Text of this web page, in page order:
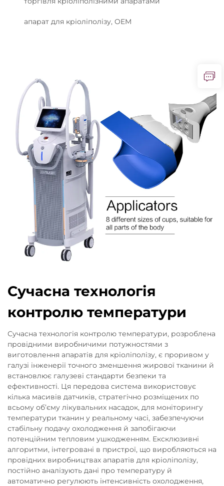
апарат для кріоліполізу, OEM
Сучасна технологія
контролю температури
Сучасна технологія контролю температури, розроблена
провідними виробничими потужностями з
виготовлення апаратів для кріоліполізу, є проривом у
галузі інженерії точного зменшення жирової тканини й
встановлює галузеві стандарти безпеки та
ефективності. Ця передова система використовує
кілька масивів датчиків, стратегічно розміщених по
всьому об’єму лікувальних насадок, для моніторингу
температури тканин у реальному часі, забезпечуючи
стабільну подачу охолодження й запобігаючи
потенційним тепловим ушкодженням. Ексклюзивні
алгоритми, інтегровані в пристрої, що виробляються на
провідних виробництвах апаратів для кріоліполізу,
постійно аналізують дані про температуру й
автоматично регулюють інтенсивність охолодження,